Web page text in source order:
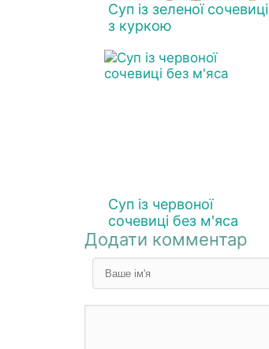
Суп із зеленої сочевиці
з куркою
Суп із червоної
сочевиці без м'яса
Додати комментар